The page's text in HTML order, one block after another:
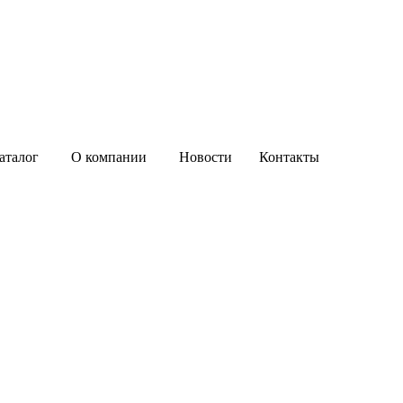
О компании Новости Контакты